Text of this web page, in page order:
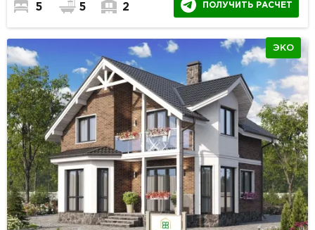
5 5 2 ПОЛУЧИТЬ РАСЧЕТ
ЭКО